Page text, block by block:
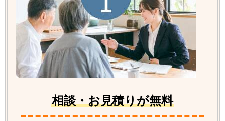
相談・お見積りが無料